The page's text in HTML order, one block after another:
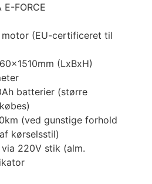
E-FORCE
(EU-certificeret til
(LxBxH)
batterier (større
(ved gunstige forhold
kørselsstil)
220V stik (alm.